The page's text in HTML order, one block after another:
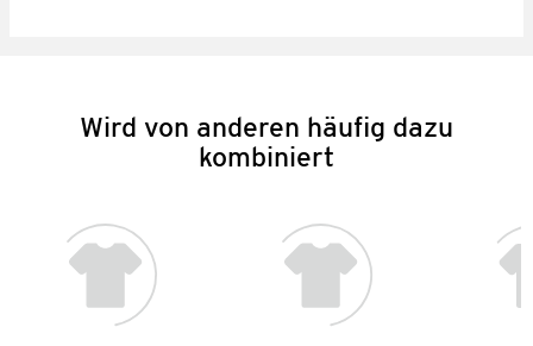
Wird von anderen häufig dazu
kombiniert